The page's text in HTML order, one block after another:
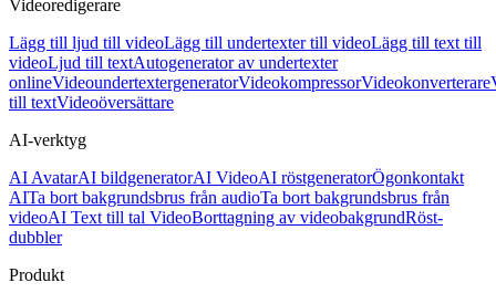
Videoredigerare
Lägg till ljud till videoLägg till undertexter till videoLägg till text till
videoLjud till textAutogenerator av undertexter
onlineVideoundertextergeneratorVideokompressorVideokonverterare
till textVideoöversättare
AI-verktyg
AI AvatarAI bildgeneratorAI VideoAI röstgeneratorÖgonkontakt
AITa bort bakgrundsbrus från audioTa bort bakgrundsbrus från
videoAI Text till tal VideoBorttagning av videobakgrundRöst-
dubbler
Produkt